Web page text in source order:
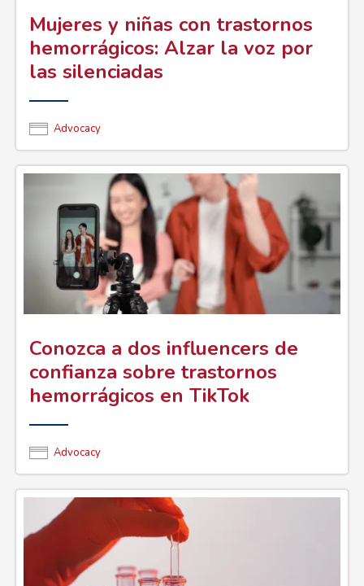
Mujeres y niñas con trastornos
hemorrágicos: Alzar la voz por
las silenciadas
Advocacy
Conozca a dos influencers de
confianza sobre trastornos
hemorrágicos en TikTok
Advocacy